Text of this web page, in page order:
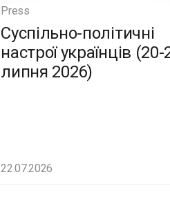
Press
Суспільно-політичні
настрої українців (20-
липня 2026)
22.07.2026